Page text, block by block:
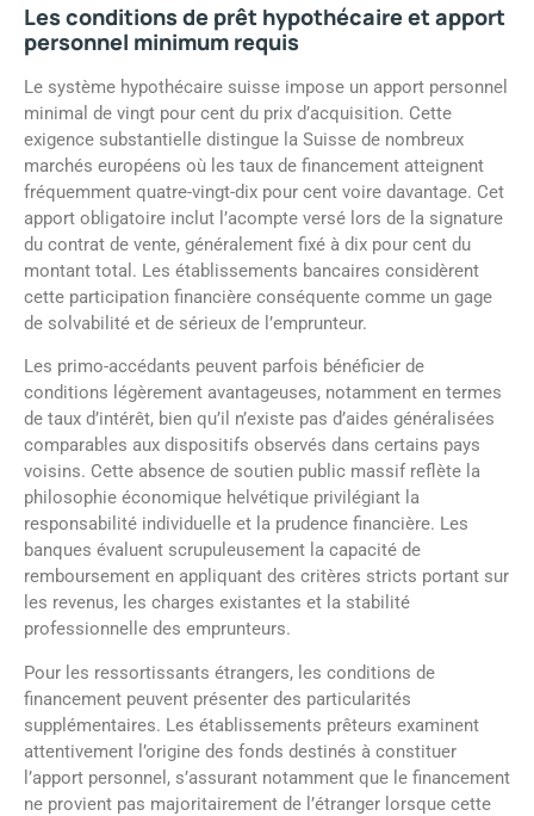
Les conditions de prêt hypothécaire et apport
personnel minimum requis
Le système hypothécaire suisse impose un apport personnel
minimal de vingt pour cent du prix d’acquisition. Cette
exigence substantielle distingue la Suisse de nombreux
marchés européens où les taux de financement atteignent
fréquemment quatre-vingt-dix pour cent voire davantage. Cet
apport obligatoire inclut l’acompte versé lors de la signature
du contrat de vente, généralement fixé à dix pour cent du
montant total. Les établissements bancaires considèrent
cette participation financière conséquente comme un gage
de solvabilité et de sérieux de l’emprunteur.
Les primo-accédants peuvent parfois bénéficier de
conditions légèrement avantageuses, notamment en termes
de taux d’intérêt, bien qu’il n’existe pas d’aides généralisées
comparables aux dispositifs observés dans certains pays
voisins. Cette absence de soutien public massif reflète la
philosophie économique helvétique privilégiant la
responsabilité individuelle et la prudence financière. Les
banques évaluent scrupuleusement la capacité de
remboursement en appliquant des critères stricts portant sur
les revenus, les charges existantes et la stabilité
professionnelle des emprunteurs.
Pour les ressortissants étrangers, les conditions de
financement peuvent présenter des particularités
supplémentaires. Les établissements prêteurs examinent
attentivement l’origine des fonds destinés à constituer
l’apport personnel, s’assurant notamment que le financement
ne provient pas majoritairement de l’étranger lorsque cette